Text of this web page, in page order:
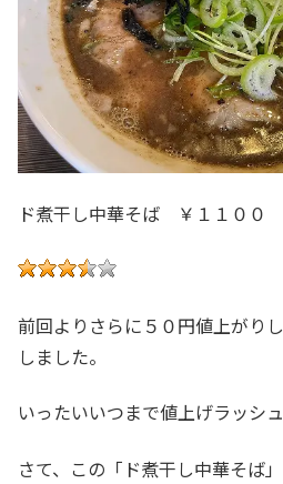
ド煮干し中華そば ￥１１００
前回よりさらに５０円値上がり
しました。
いったいいつまで値上げラッシ
さて、この「ド煮干し中華そば